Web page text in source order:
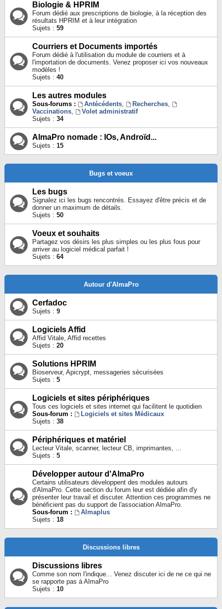
Biologie & HPRIM
Forum dédié aux prescriptions de biologie, à la réception des
résultats HPRIM et à leur intégration
Sujets : 59
Courriers et Documents importés
Forum dédié à l'utilisation du module de courriers et à
l'importation de documents. Venez proposer ici vos nouveaux
modèles !
Sujets : 40
Les autres modules
Sous-forums : Antécédents, Recherches,
Vaccinations,
Volet administratif
Sujets : 34
AlmaPro nomade : IOs, Androïd...
Sujets : 15
Bugs et voeux
Les bugs
Signalez ici les bugs rencontrés. Essayez d'être précis et de
donner un maximum de détails.
Sujets : 50
Voeux et souhaits
Partagez vos désirs les plus simples ou les plus fous pour
arriver au logiciel médical parfait !
Sujets : 64
Autour d'AlmaPro
Cerfadoc
Sujets : 9
Logiciels Affid
Affid Vitale, Affid recettes
Sujets : 20
Solutions HPRIM
Bioserveur, Apicrypt, messageries sécurisées
Sujets : 5
Logiciels et sites périphériques
Tous ces logiciels et sites internet qui facilitent le quotidien
Sous-forum :
Logiciels et sites Médicaux
Sujets : 38
Périphériques et matériel
Lecteur Vitale, scanner, lecteur CB, imprimantes, ...
Sujets : 5
Développer autour d'AlmaPro
Certains utilisateurs développent des modules autours
d'AlmaPro. Cette section du forum leur est dédiée afin d'y
présenter leur travail et discuter. Attention ces programmes ne
bénéficient pas du support de l'association AlmaPro.
Sous-forum :
Almaplus
Sujets : 18
Discussions libres
Discussions libres
Comme son nom l'indique... Venez discuter ici de ne ce qui ne
se rapporte pas à AlmaPro
Sujets : 10